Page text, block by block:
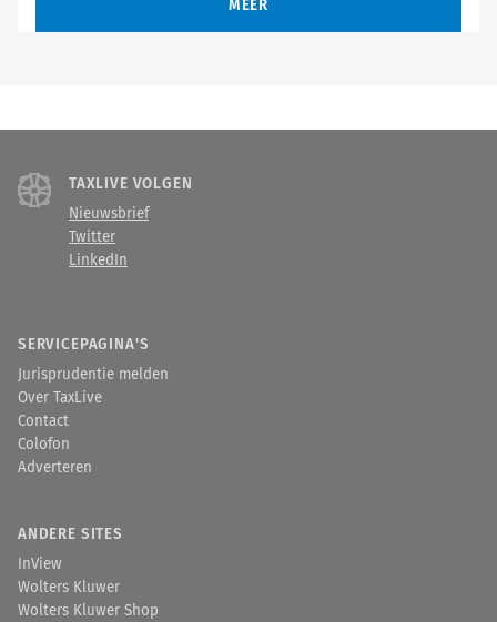
MEER
TAXLIVE VOLGEN
Nieuwsbrief
Twitter
LinkedIn
SERVICEPAGINA'S
Jurisprudentie melden
Over TaxLive
Contact
Colofon
Adverteren
ANDERE SITES
InView
Wolters Kluwer
Wolters Kluwer Shop